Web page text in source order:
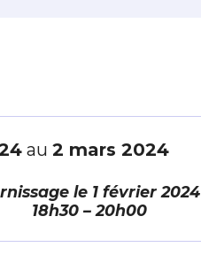
au 2 mars 2024
le 1 février 2024
18h30 – 20h00